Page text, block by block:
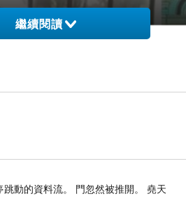
繼續閱讀
動的資料流。 門忽然被推開。 堯天